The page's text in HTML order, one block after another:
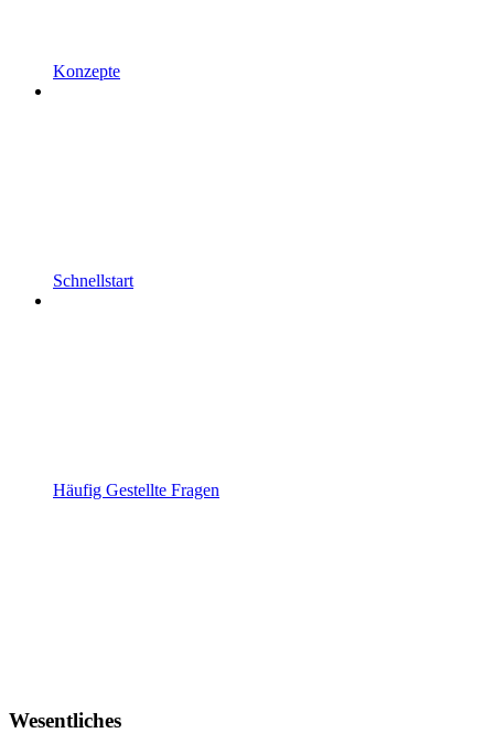
Konzepte
Schnellstart
Häufig Gestellte Fragen
Wesentliches